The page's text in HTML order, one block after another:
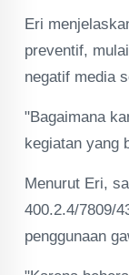
Eri
preventif,
negatif media
"Bagaimana
kegiatan yang
Menurut Eri,
400.2.4/7809/
penggunaan